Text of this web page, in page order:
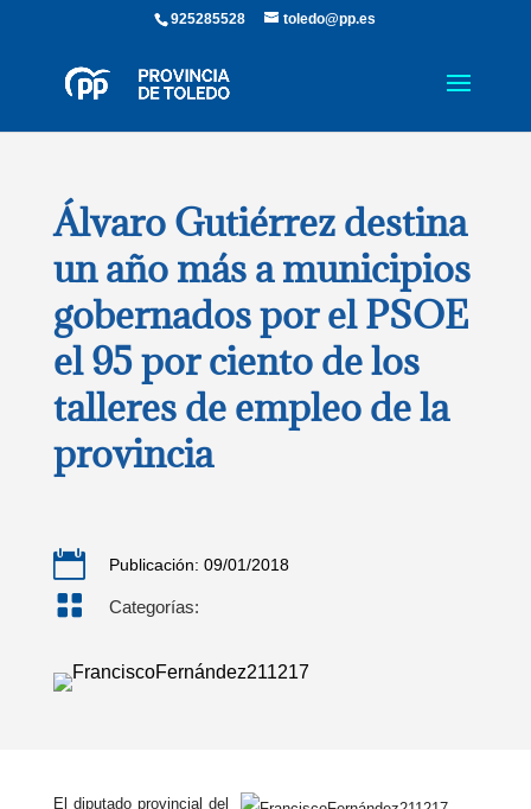
925285528 toledo@pp.es
Álvaro Gutiérrez destina
un año más a municipios
gobernados por el PSOE
el 95 por ciento de los
talleres de empleo de la
provincia
 Publicación: 09/01/2018
 Categorías:
El diputado provincial del